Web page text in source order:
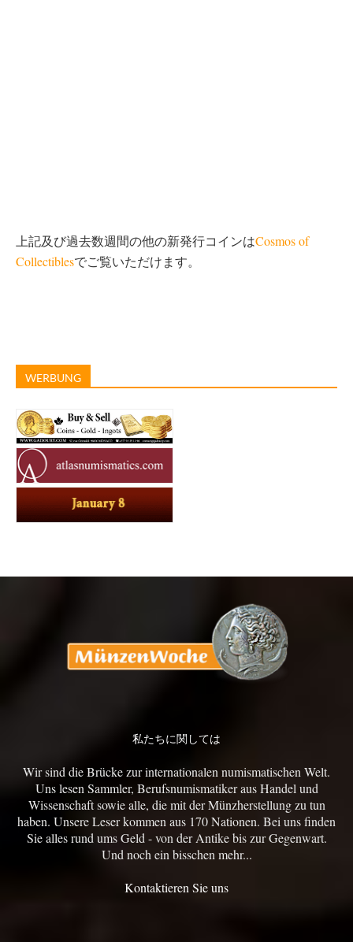
上記及び過去数週間の他の新発行コインはCosmos of
Collectiblesでご覧いただけます。
WERBUNG
私たちに関しては
Wir sind die Brücke zur internationalen numismatischen Welt.
Uns lesen Sammler, Berufsnumismatiker aus Handel und
Wissenschaft sowie alle, die mit der Münzherstellung zu tun
haben. Unsere Leser kommen aus 170 Nationen. Bei uns finden
Sie alles rund ums Geld - von der Antike bis zur Gegenwart.
Und noch ein bisschen mehr...
Kontaktieren Sie uns